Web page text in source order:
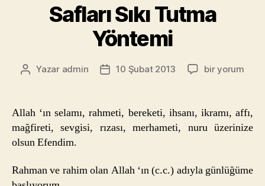
Safları Sıkı Tutma
Yöntemi
Yazının
Yazar admin
Yazı10 Şubat 2013
Safları
Yöntemi
bir yorum
Allah ‘ın selamı, rahmeti, bereketi, ihsanı, ikramı, affı,
mağfireti, sevgisi, rızası, merhameti, nuru üzerinize
olsun Efendim.
Rahman ve rahim olan Allah ‘ın (c.c.) adıyla günlüğüme